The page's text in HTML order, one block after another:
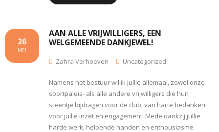
AAN ALLE VRIJWILLIGERS, EEN
WELGEMEENDE DANKJEWEL!
26
MEI
Zahra Verhoeven Uncategorized
Namens het bestuur wil ik jullie allemaal, zowel onze
sportpaleis- als alle andere vrijwilligers die hun
steentje bijdragen voor de club, van harte bedanken
voor jullie inzet en engagement. Mede dankzij jullie
harde werk, helpende handen en enthousiasme